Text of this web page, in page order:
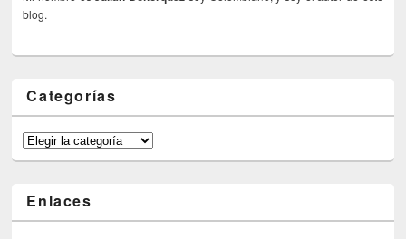
blog.
Categorías
Categorías
Enlaces